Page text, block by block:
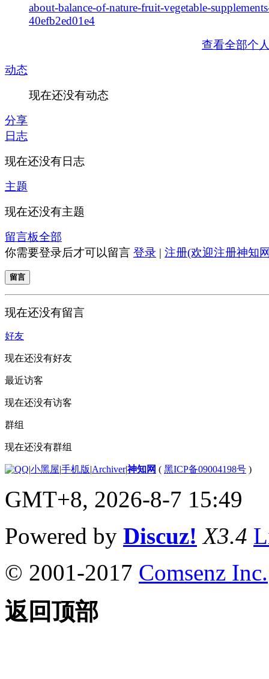
about-balance-of-nature-fruit-vegetable-
40efb2ed01e4
查看全部个
动态
现在还没有动态
分享
日志
现在还没有日志
主题
现在还没有主题
留言板全部
你需要登录后才可以留言 登录 | 注册(欢迎注册神知
留言
现在还没有留言
好友
现在还没有好友
最近访客
现在还没有访客
群组
现在还没有群组
|小黑屋|手机版|Archiver|神知网 ( 黑ICP备09004198号 )
GMT+8, 2026-8-7 15:49
Powered by Discuz! X3.4
© 2001-2017 Comsenz Inc.
返回顶部